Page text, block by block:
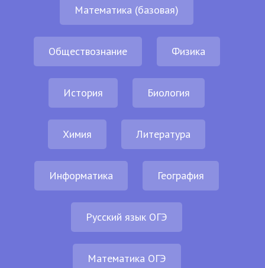
Математика (базовая)
Обществознание Физика
История Биология
Химия Литература
Информатика География
Русский язык ОГЭ
Математика ОГЭ